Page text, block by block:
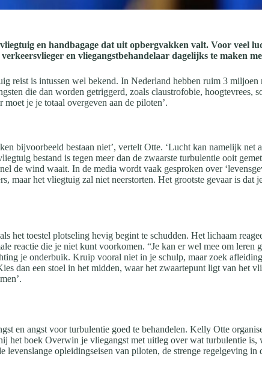
en handbagage dat uit opbergvakken valt. Voor veel
en vliegangstbehandelaar dagelijks te maken
reist is intussen wel bekend. In Nederland hebben ruim 3
die dan worden getriggerd, zoals claustrofobie,
moet je je totaal overgeven aan de piloten’.
bijvoorbeeld bestaan niet’, vertelt Otte. ‘Lucht kan namelijk
bestand is tegen meer dan de zwaarste turbulentie ooit
de wind waait. In de media wordt vaak gesproken over
maar het vliegtuig zal niet neerstorten. Het grootste gevaar is
het toestel plotseling hevig begint te schudden. Het lichaam
reactie die je niet kunt voorkomen. “Je kan er wel mee om leren
je onderbuik. Kruip vooral niet in je schulp, maar zoek
dan een stoel in het midden, waar het zwaartepunt ligt van het
en angst voor turbulentie goed te behandelen. Kelly Otte
het boek Overwin je vliegangst met uitleg over wat turbulentie
levenslange opleidingseisen van piloten, de strenge regelgeving